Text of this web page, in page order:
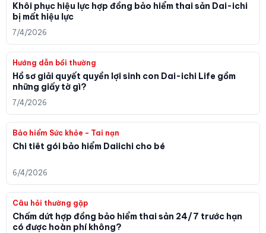
Khôi phục hiệu lực hợp đồng bảo hiểm thai sản Dai-ichi
bị mất hiệu lực
7/4/2026
Hướng dẫn bồi thường
Hồ sơ giải quyết quyền lợi sinh con Dai-ichi Life gồm
những giấy tờ gì?
7/4/2026
Bảo hiểm Sức khỏe - Tai nạn
Chi tiêt gói bảo hiểm Daiichi cho bé
6/4/2026
Câu hỏi thường gặp
Chấm dứt hợp đồng bảo hiểm thai sản 24/7 trước hạn
có được hoàn phí không?